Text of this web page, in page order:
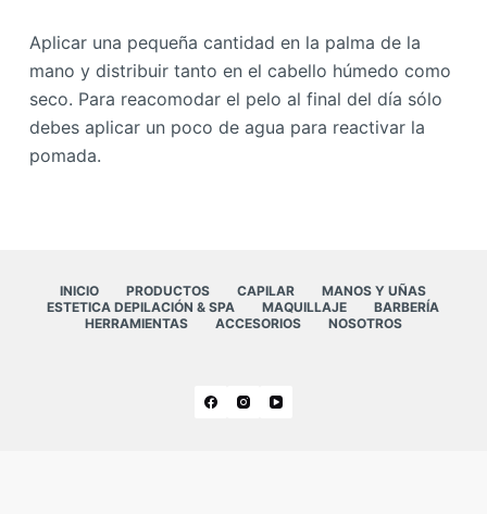
Aplicar una pequeña cantidad en la palma de la
mano y distribuir tanto en el cabello húmedo como
seco. Para reacomodar el pelo al final del día sólo
debes aplicar un poco de agua para reactivar la
pomada.
INICIO PRODUCTOS CAPILAR
MANOS Y UÑAS
ESTETICA DEPILACIÓN & SPA
MAQUILLAJE
BARBERÍA
HERRAMIENTAS
ACCESORIOS NOSOTROS